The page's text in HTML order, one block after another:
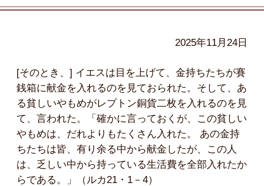
2025年11月24日
[そのとき、] イエスは目を上げて、金持ちたちが賽
銭箱に献金を入れるのを見ておられた。そして、あ
る貧しいやもめがレプトン銅貨二枚を入れるのを見
て、言われた。「確かに言っておくが、この貧しい
やもめは、だれよりもたくさん入れた。 あの金持
ちたちは皆、有り余る中から献金したが、この人
は、乏しい中から持っている生活費を全部入れたか
らである。」（ルカ21・1－4）